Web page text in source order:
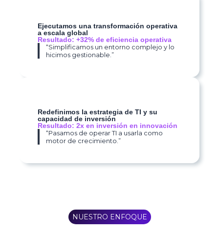
Ejecutamos una transformación operativa
a escala global
Resultado: +32% de eficiencia operativa
“Simplificamos un entorno complejo y lo
hicimos gestionable.”
Redefinimos la estrategia de TI y su
capacidad de inversión
Resultado: 2x en inversión en innovación
“Pasamos de operar TI a usarla como
motor de crecimiento.”
NUESTRO ENFOQUE